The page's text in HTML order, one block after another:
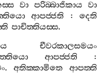
වා පරිබ‍්බාජිකාය
වා
ආපජ‍්ජති :දෙති
පාචිත‍්තියස‍්ස.
චීවරකාලසමයං
ආපජ‍්ජති :
. අතික‍්කාමිතෙ
ආපත‍්ති